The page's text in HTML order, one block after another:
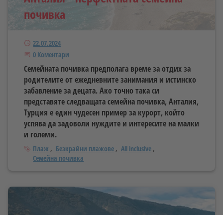
почивка
Публикуван
22.07.2024
Започнете дискусията
0 Коментари
Семейната почивка предполага време за отдих за
родителите от ежедневните занимания и истинско
забавление за децата. Ако точно така си
представяте следващата семейна почивка, Анталия,
Турция е един чудесен пример за курорт, който
успява да задоволи нуждите и интересите на малки
и големи.
Тагове
Плаж Безкрайни плажове
All inclusive
Семейна почивка